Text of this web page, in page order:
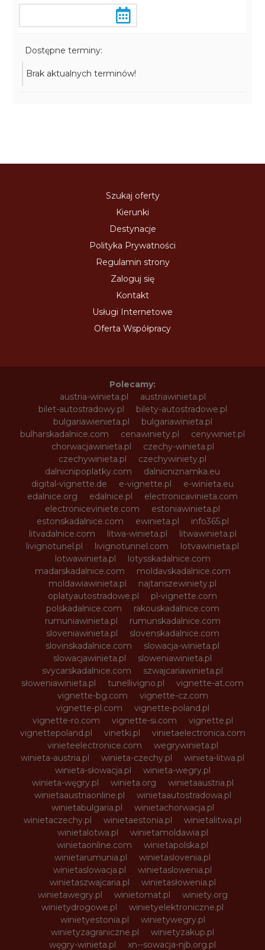
Dostępne terminy:
Brak aktualnych terminów!
Szukaj oferty
Kierunki
Destynacje
Polityka Prywatności
Regulamin strony
Zaloguj się
Kontakt
Usługi Internetowe
Oferta Współpracy
Polecamy:
austria-winieta.pl
austriawinieta.pl
bilet-autostradowy.pl
bilety-autostradowe.pl
bulgariawienieta.pl
bulgariawinieta.pl
bulharskadalnice.com
cenawiniety.pl
cenywiniet.pl
chorwacjawinieta.pl
czechy-winieta.pl
czechywinieta.pl
czechywiniety.pl
dalnicnipoplatky.com
dalnicniznamka.eu
digital-vignette.de
e-vignette.pl
e-winieta.eu
edalnice.org
edalnice.pl
electronicavinieta.com
electroniceviniete.com
estoniawinieta.pl
estonskadalnice.com
ewinieta.pl
info365.pl
litvadalnice.com
litwa-winieta.pl
litwawinieta.pl
livignotunel.pl
livignotunnel.com
lotvawinieta.pl
lotwawinieta.pl
lotysskadalnice.com
madarskadalnice.com
moldavskadalnice.com
moldawiawinieta.pl
najtanszewiniety.pl
oplatyautostradowe.pl
pl-vignette.com
polskadalnice.com
rakouskadalnice.com
rumuniawinieta.pl
rumunskadalnice.com
sloveniawinieta.pl
slovenskadalnice.com
slovinskadalnice.com
slowacja-winieta.pl
slowacjawinieta.pl
sloweniawinieta.pl
svycarskadalnice.com
szwajcariawinieta.pl
słoweniawinieta.pl
tunellivigno.pl
vignette-at.com
vignette-bg.com
vignette-cz.com
vignette-pl.com
vignette-poland.pl
vignette-ro.com
vignette-si.com
vignette.pl
vignettepoland.pl
vinetki.pl
vinietaelectronica.com
vinieteelectronice.com
wegrywinieta.pl
winieta-austria.pl
winieta-czechy.pl
winieta-litwa.pl
winieta-słowacja.pl
winieta-wegry.pl
winieta-węgry.pl
winieta.org
winietaaustria.pl
winietaaustriaonline.pl
winietaautostradowa.pl
winietabulgaria.pl
winietachorwacja.pl
winietaczechy.pl
winietaestonia.pl
winietalitwa.pl
winietalotwa.pl
winietamoldawia.pl
winietaonline.com
winietapolska.pl
winietarumunia.pl
winietaslovenia.pl
winietaslowacja.pl
winietaslowenia.pl
winietaszwajcaria.pl
winietasłowenia.pl
winietawegry.pl
winietomat.pl
winiety.org
winietydrogowe.pl
winietyelektroniczne.pl
winietyestonia.pl
winietywegry.pl
winietyzagraniczne.pl
winietyzakup.pl
węgry-winieta.pl
xn--sowacja-njb.org.pl